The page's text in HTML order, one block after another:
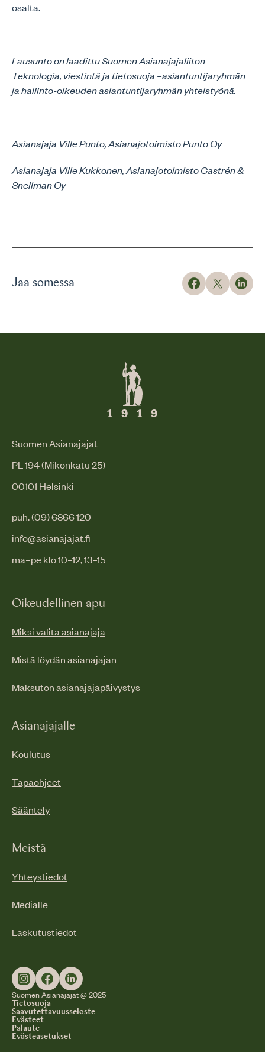
osalta.
Lausunto on laadittu Suomen Asianajajaliiton
Teknologia, viestintä ja tietosuoja –asiantuntijaryhmän
ja hallinto-oikeuden asiantuntijaryhmän yhteistyönä.
Asianajaja Ville Punto, Asianajotoimisto Punto Oy
Asianajaja Ville Kukkonen, Asianajotoimisto Castrén &
Snellman Oy
Jaa somessa
Suomen Asianajajat
PL 194 (Mikonkatu 25)
00101 Helsinki
puh. (09) 6866 120
info@asianajajat.fi
ma–pe klo 10–12, 13–15
Oikeudellinen apu
Miksi valita asianajaja
Mistä löydän asianajajan
Maksuton asianajajapäivystys
Asianajajalle
Koulutus
Tapaohjeet
Sääntely
Meistä
Yhteystiedot
Medialle
Laskutustiedot
Suomen Asianajajat @ 2025
Tietosuoja
Saavutettavuusseloste
Evästeet
Palaute
Evästeasetukset